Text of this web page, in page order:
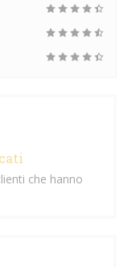
che hanno